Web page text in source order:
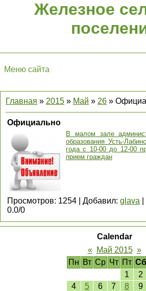
Железное
Меню сайта
Главная » 2015 » Май » 26 »
Официально
В малом зале
образования Усть-
года с 10-00 до 12-00
прием граждан
Просмотров: 1254 Добавил: glava
0.0/0
Calendar
«
Май 2015 »
Пн Вт Ср Чт Пт Сб
1
2
4
5 6 7 8 9